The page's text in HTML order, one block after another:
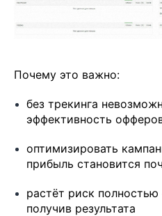
Почему это важно:
без трекинга
эффективность
оптимизировать
прибыль становится
растёт риск
получив результата